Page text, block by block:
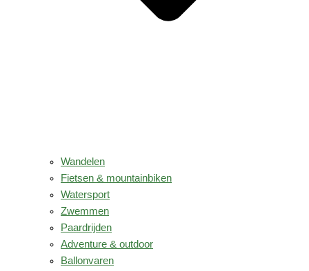
Wandelen
Fietsen & mountainbiken
Watersport
Zwemmen
Paardrijden
Adventure & outdoor
Ballonvaren